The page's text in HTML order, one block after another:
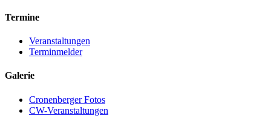
Termine
Veranstaltungen
Terminmelder
Galerie
Cronenberger Fotos
CW-Veranstaltungen